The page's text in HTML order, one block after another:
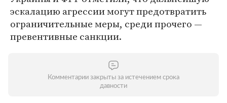
эскалацию агрессии могут предотвратить
ограничительные меры, среди прочего —
превентивные санкции.
Комментарии закрыты за истечением срока
давности